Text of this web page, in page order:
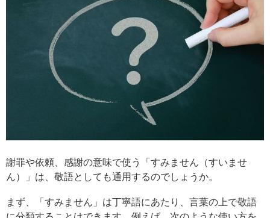
謝罪や依頼、感謝の意味で使う「すみません（すいませ
ん）」は、敬語としても通用するのでしょうか。
まず、「すみません」は丁寧語にあたり、言葉の上で敬語